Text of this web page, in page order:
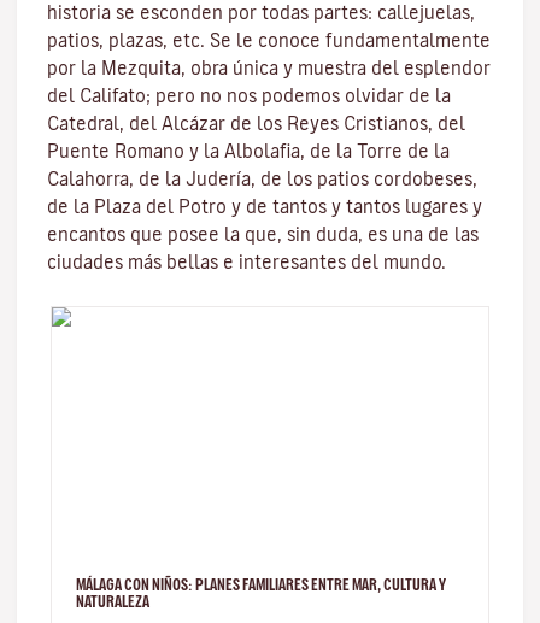
historia se esconden por todas partes: callejuelas,
patios, plazas, etc. Se le conoce fundamentalmente
por la Mezquita, obra única y muestra del esplendor
del Califato; pero no nos podemos olvidar de la
Catedral, del Alcázar de los Reyes Cristianos, del
Puente Romano y la Albolafia, de la Torre de la
Calahorra, de la Juderí­a, de los patios cordobeses,
de la Plaza del Potro y de tantos y tantos lugares y
encantos que posee la que, sin duda, es una de las
ciudades más bellas e interesantes del mundo.
MÁLAGA CON NIÑOS: PLANES FAMILIARES ENTRE MAR, CULTURA Y
NATURALEZA